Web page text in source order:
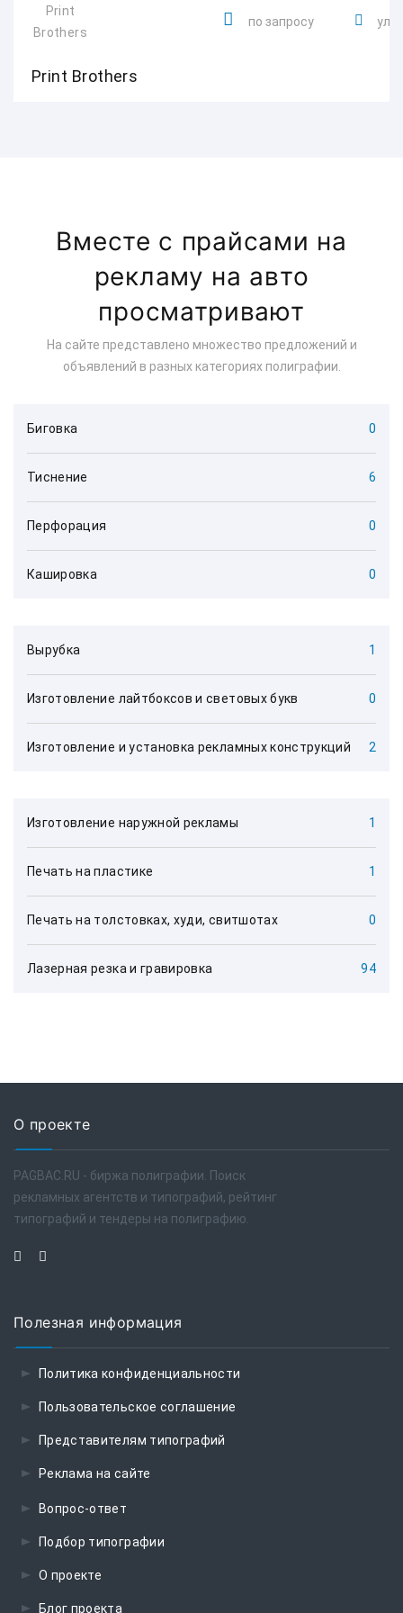
Print Brothers
по запросу ул.
Вместе с прайсами на
рекламу на авто
просматривают
На сайте представлено множество предложений и
объявлений в разных категориях полиграфии.
Биговка 0
Тиснение 6
Перфорация 0
Кашировка 0
Вырубка 1
Изготовление лайтбоксов и световых букв 0
Изготовление и установка рекламных конструкций 2
Изготовление наружной рекламы 1
Печать на пластике 1
Печать на толстовках, худи, свитшотах 0
Лазерная резка и гравировка 94
О проекте
PAGBAC.RU - биржа полиграфии. Поиск
рекламных агентств и типографий, рейтинг
типографий и тендеры на полиграфию.
Полезная информация
Политика конфиденциальности
Пользовательское соглашение
Представителям типографий
Реклама на сайте
Вопрос-ответ
Подбор типографии
О проекте
Блог проекта